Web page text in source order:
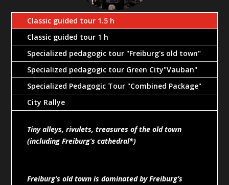
Classic guided tour 1.5 h
Classic guided tour 1 h
Specialized pedagogic tour "Freiburg's old town"
Specialized pedagogic tour Green City"Vauban"
Specialized Pedagogic Tour "Combined Package"
City Rallye
Tiny alleys, rivulets, treasures of the old town
(including Freiburg’s cathedral*)
Freiburg’s old town is dominated by Freiburg’s